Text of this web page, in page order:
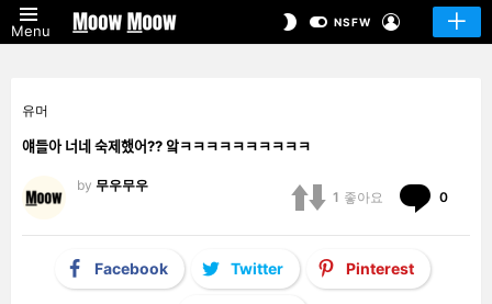
Menu
SWITCHNSFW
유머
얘들아 너네 숙제했어?? 앜ㅋㅋㅋㅋㅋㅋㅋㅋㅋㅋ
by 무우무우
1 좋아요 0
Facebook Twitter Pinterest